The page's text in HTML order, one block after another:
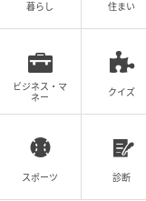
暮らし 住まい
ビジネス・マ
ネー
クイズ
スポーツ 診断